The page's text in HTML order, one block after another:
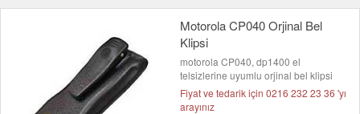
Motorola CP040 Orjinal Bel
Klipsi
motorola CP040, dp1400 el
telsizlerine uyumlu orjinal bel klipsi
Fiyat ve tedarik için 0216 232 23 36 'yı
arayınız